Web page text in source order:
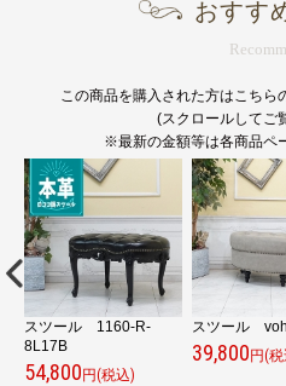
おすす
この商品を購入された方はこちら
(スクロールしてご
※最新の金額等は各商品ペ
スツール 1160-R-
8L17B
54,800円(税込)
スツール
39,800円(税